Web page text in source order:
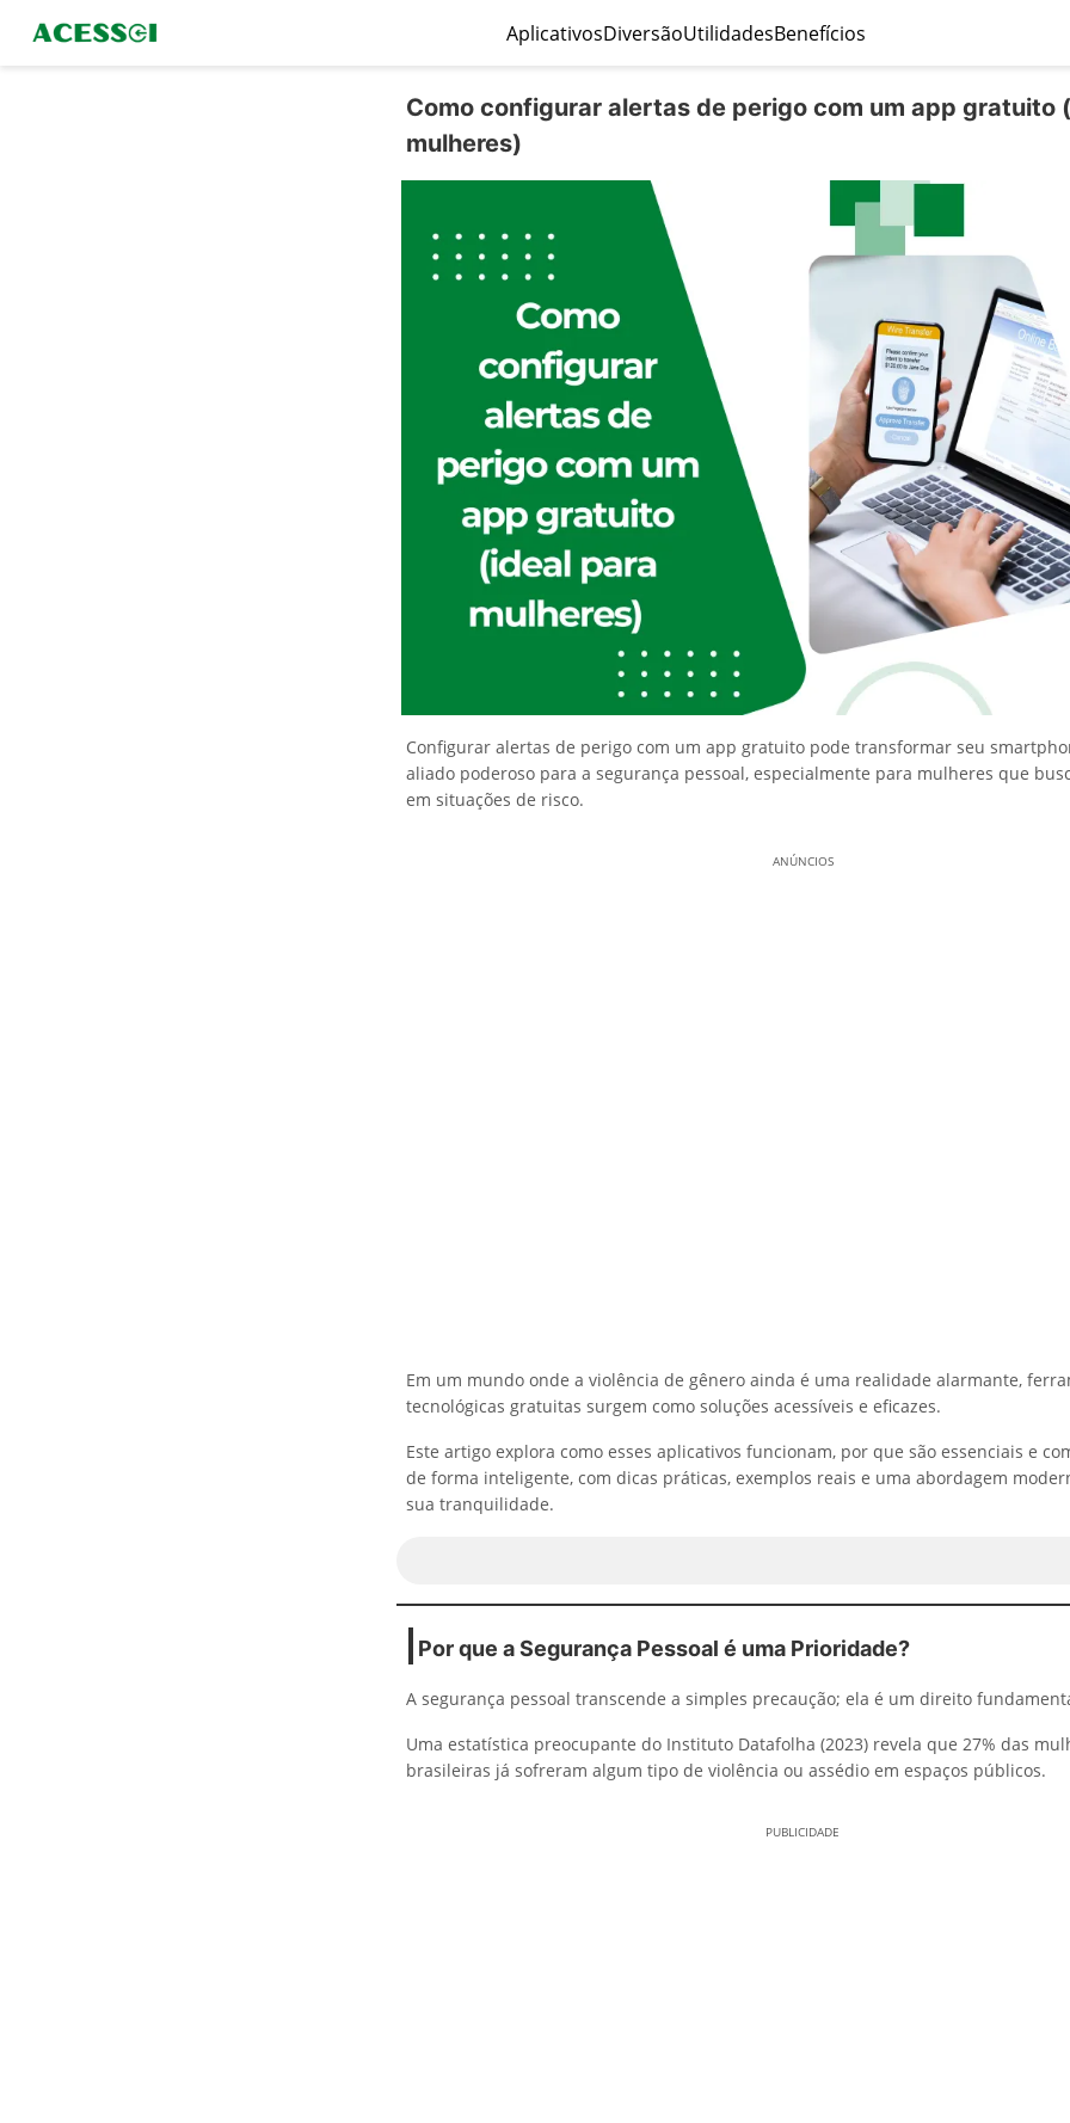
AplicativosDiversãoUtilidadesBenefícios
Como configurar alertas de perigo com um app gratuito
mulheres)
Configurar alertas de perigo com um app gratuito pode transformar seu
aliado poderoso para a segurança pessoal, especialmente para mulheres que
em situações de risco.
ANÚNCIOS
Em um mundo onde a violência de gênero ainda é uma realidade alarmante,
tecnológicas gratuitas surgem como soluções acessíveis e eficazes.
Este artigo explora como esses aplicativos funcionam, por que são essenciais e
de forma inteligente, com dicas práticas, exemplos reais e uma abordagem
sua tranquilidade.
Por que a Segurança Pessoal é uma Prioridade?
A segurança pessoal transcende a simples precaução; ela é um direito
Uma estatística preocupante do Instituto Datafolha (2023) revela que 27% das
brasileiras já sofreram algum tipo de violência ou assédio em espaços públicos.
PUBLICIDADE